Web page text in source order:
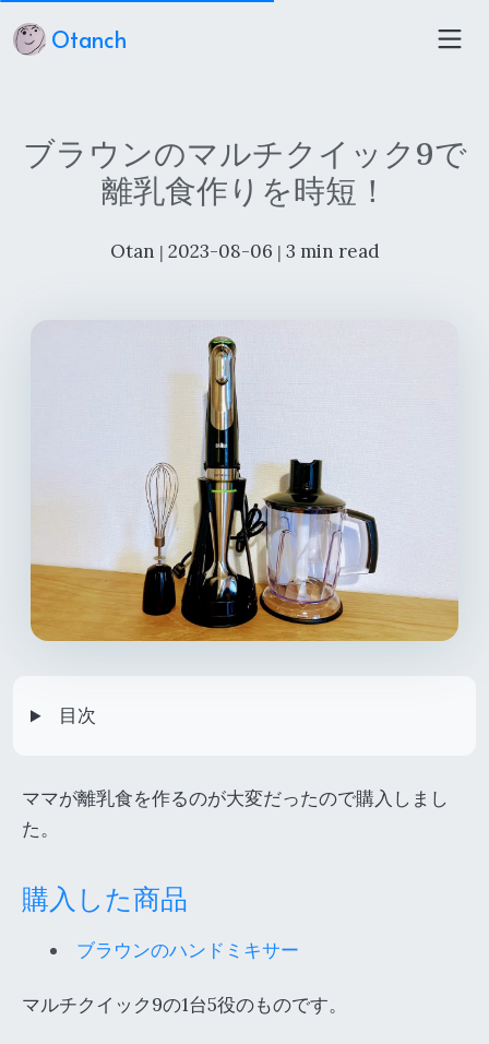
Otanch
ブラウンのマルチクイック9で
離乳食作りを時短！
Otan | 2023-08-06 | 3 min read
目次
ママが離乳食を作るのが大変だったので購入しまし
た。
購入した商品
ブラウンのハンドミキサー
マルチクイック9の1台5役のものです。